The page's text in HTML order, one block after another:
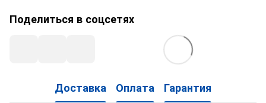
Поделиться в соцсетях
Доставка Оплата Гарантия